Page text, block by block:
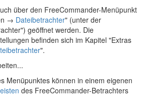
über den FreeCommander-Menüpunkt
→ Dateibetrachter" (unter der
geöffnet werden. Die
befinden sich im Kapitel "Extras
".
Menüpunktes können in einem eigenen
des FreeCommander-Betrachters